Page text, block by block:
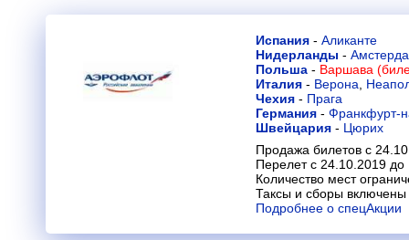
Испания - Аликанте
Нидерланды -
Польша - Варшава
Италия - Верона
Чехия - Прага
Германия - Франкфурт-
Швейцария - Цюрих
Продажа билетов с
Перелет с 24.10.2019 до
Количество мест
Таксы и сборы включены
Подробнее о спецАкции